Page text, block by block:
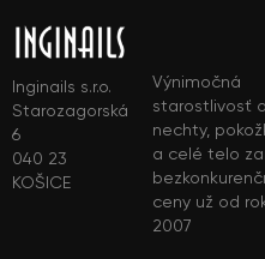
Inginails s.r.o.
Starozagorská
6
040 23
KOŠICE
Výnimočná
starostlivosť o
nechty,
a celé telo za
ceny už od
2007